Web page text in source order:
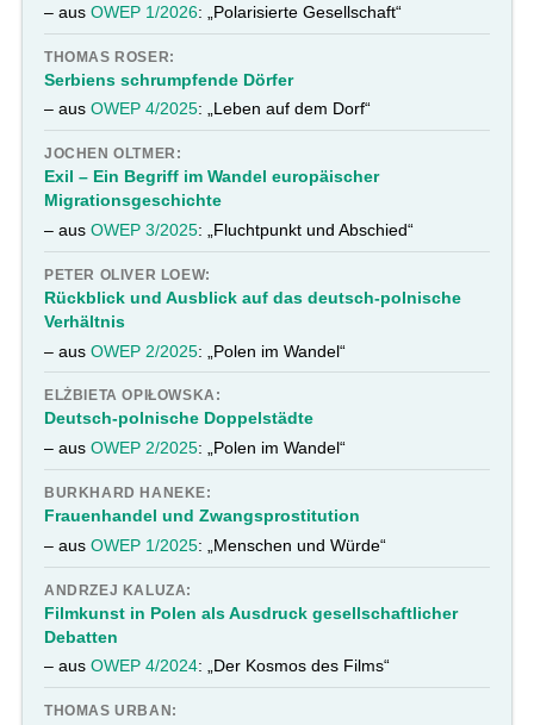
– ausOWEP 1/2026: „Polarisierte Gesellschaft“
THOMAS ROSER:
Serbiens schrumpfende Dörfer
– ausOWEP 4/2025: „Leben auf dem Dorf“
JOCHEN OLTMER:
Exil – Ein Begriff im Wandel europäischer
Migrationsgeschichte
– ausOWEP 3/2025: „Fluchtpunkt und Abschied“
PETER OLIVER LOEW:
Rückblick und Ausblick auf das deutsch-polnische
Verhältnis
– ausOWEP 2/2025: „Polen im Wandel“
ELŻBIETA OPIŁOWSKA:
Deutsch-polnische Doppelstädte
– ausOWEP 2/2025: „Polen im Wandel“
BURKHARD HANEKE:
Frauenhandel und Zwangsprostitution
– ausOWEP 1/2025: „Menschen und Würde“
ANDRZEJ KALUZA:
Filmkunst in Polen als Ausdruck gesellschaftlicher
Debatten
– ausOWEP 4/2024: „Der Kosmos des Films“
THOMAS URBAN: